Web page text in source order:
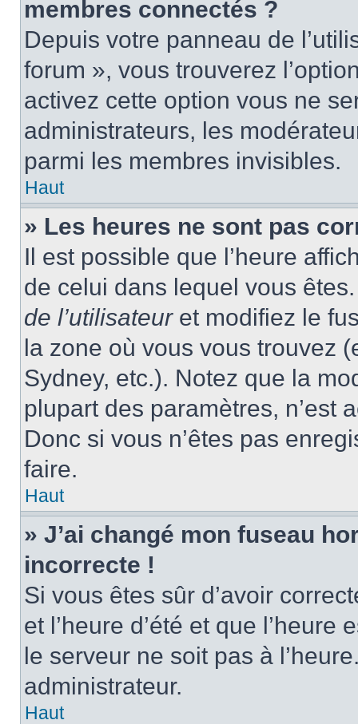
membres connectés ?
Depuis votre panneau de
forum », vous trouverez
activez cette option vous ne
administrateurs, les
parmi les membres invisibles.
Haut
» Les heures ne sont pas
Il est possible que l’heure
de celui dans lequel vous
de l’utilisateuret modifiez le
la zone où vous vous trouvez
Sydney, etc.). Notez que la
plupart des paramètres, n’est
Donc si vous n’êtes pas
faire.
Haut
» J’ai changé mon fuseau
incorrecte !
Si vous êtes sûr d’avoir
et l’heure d’été et que
le serveur ne soit pas à
administrateur.
Haut